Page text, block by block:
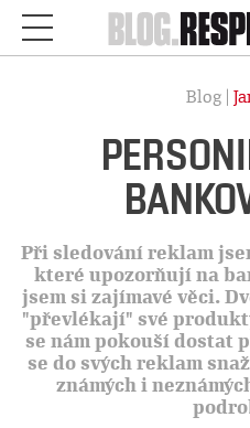
Blog |
Při sledování reklam
které upozorňují na
jsem si zajímavé věci.
"převlékají" své
se nám pokouší dostat
se do svých reklam
známých i